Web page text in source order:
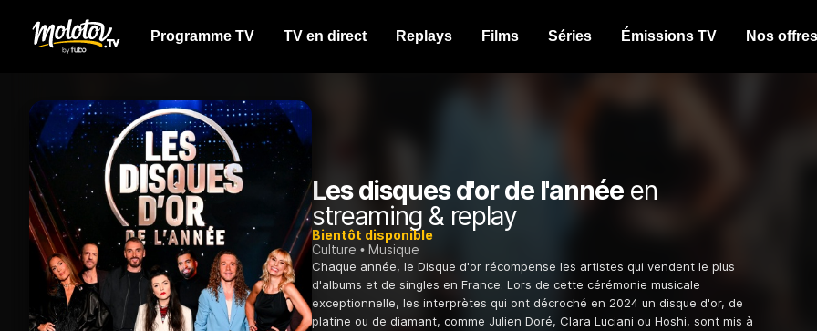
Programme TV TV en direct Replays Films Séries Émissions TV Nos offres
Les disques d'or de l'annéeen
streaming & replay
Bientôt disponible
Culture
Musique
Chaque année, le Disque d'or récompense les artistes qui vendent le plus
d'albums et de singles en France. Lors de cette cérémonie musicale
exceptionnelle, les interprètes qui ont décroché en 2024 un disque d'or, de
platine ou de diamant, comme Julien Doré, Clara Luciani ou Hoshi, sont mis à